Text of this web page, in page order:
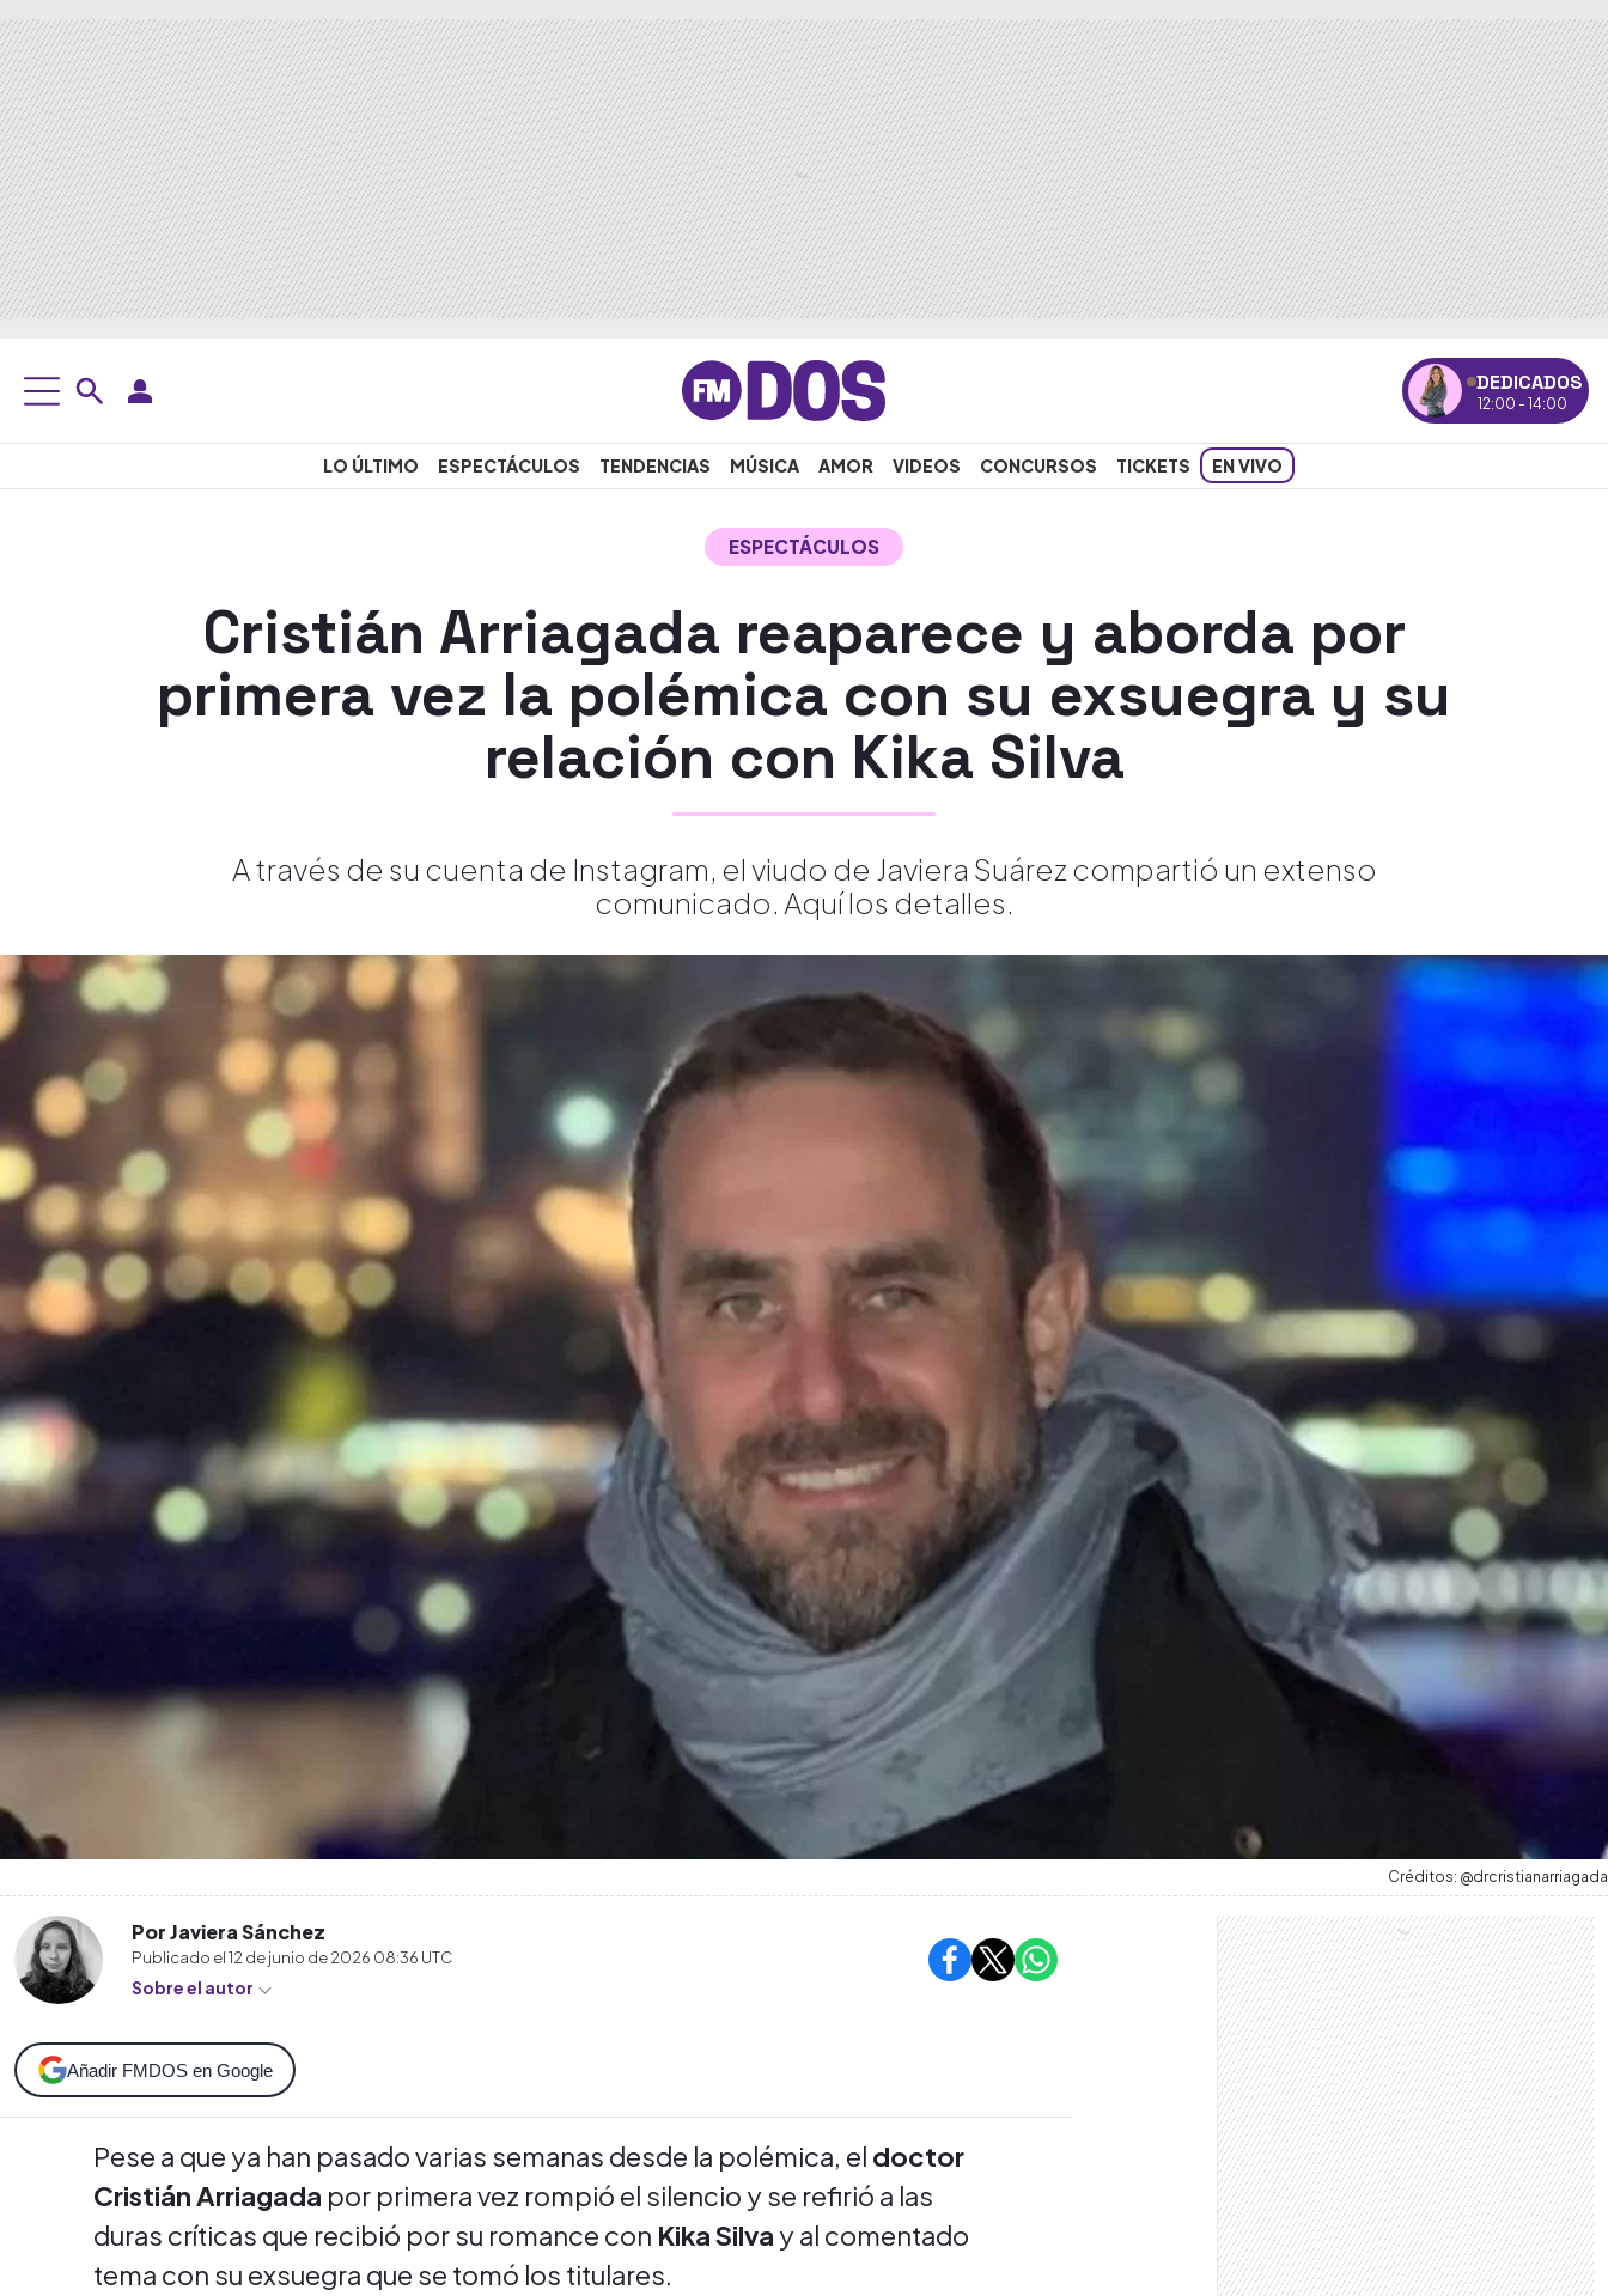
DEDICADOS
12:00 - 14:00
LO ÚLTIMO ESPECTÁCULOS TENDENCIAS MÚSICA AMOR VIDEOS CONCURSOS TICKETS EN VIVO
ESPECTÁCULOS
Cristián Arriagada reaparece y aborda por
primera vez la polémica con su exsuegra y su
relación con Kika Silva
A través de su cuenta de Instagram, el viudo de Javiera Suárez compartió un extenso
comunicado. Aquí los detalles.
Créditos: @drcristianarriagada
Por Javiera Sánchez
Publicado el12 de junio de 2026 08:36 UTC
Sobre el autor
Añadir FMDOS en Google
Pese a que ya han pasado varias semanas desde la polémica, el doctor
Cristián Arriagada por primera vez rompió el silencio y se refirió a las
duras críticas que recibió por su romance con Kika Silva y al comentado
tema con su exsuegra que se tomó los titulares.